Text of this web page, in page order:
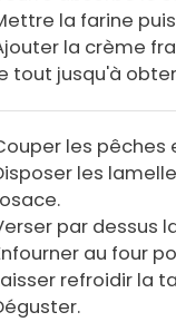
la farine
la crème
tout jusqu'à
les pêches
les
par dessus
au four
refroidir la